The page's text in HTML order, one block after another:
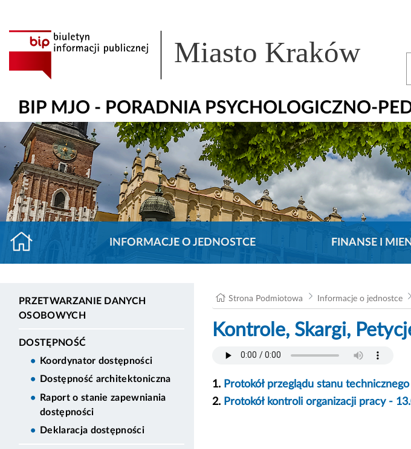
Miasto Kraków
BIP MJO - PORADNIA PSYCHOLOGICZNO-
INFORMACJE O JEDNOSTCE FINANSE I
PRZETWARZANIE DANYCH
OSOBOWYCH
DOSTĘPNOŚĆ
Koordynator dostępności
Dostępność architektoniczna
Raport o stanie zapewniania
dostępności
Deklaracja dostępności
Strona Podmiotowa Informacje o jednostce
Kontrole, Skargi,
1. Protokół przeglądu stanu
2. Protokół kontroli organizacji pracy -